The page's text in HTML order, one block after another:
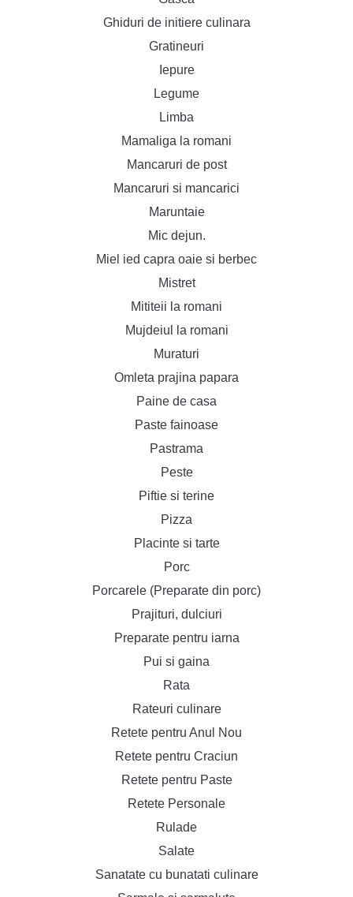
Ghiduri de initiere culinara
Gratineuri
Iepure
Legume
Limba
Mamaliga la romani
Mancaruri de post
Mancaruri si mancarici
Maruntaie
Mic dejun.
Miel ied capra oaie si berbec
Mistret
Mititeii la romani
Mujdeiul la romani
Muraturi
Omleta prajina papara
Paine de casa
Paste fainoase
Pastrama
Peste
Piftie si terine
Pizza
Placinte si tarte
Porc
Porcarele (Preparate din porc)
Prajituri, dulciuri
Preparate pentru iarna
Pui si gaina
Rata
Rateuri culinare
Retete pentru Anul Nou
Retete pentru Craciun
Retete pentru Paste
Retete Personale
Rulade
Salate
Sanatate cu bunatati culinare